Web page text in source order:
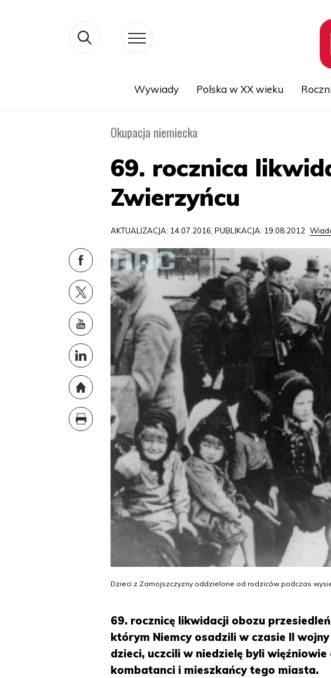
Wywiady Polska w XX wieku
Okupacja niemiecka
69. rocznica
Zwierzyńcu
AKTUALIZACJA: 14.07.2016, PUBLIKACJA: 19.08.2012
Dzieci z Zamojszczyzny oddzielone od rodziców podczas
69. rocznicę likwidacji obozu
którym Niemcy osadzili w czasie II
dzieci, uczcili w niedzielę byli
kombatanci i mieszkańcy tego miasta.